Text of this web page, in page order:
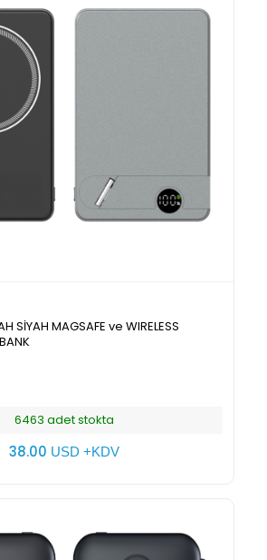
SİYAH MAGSAFE ve WIRELESS
6463 adet stokta
38.00 USD +KDV